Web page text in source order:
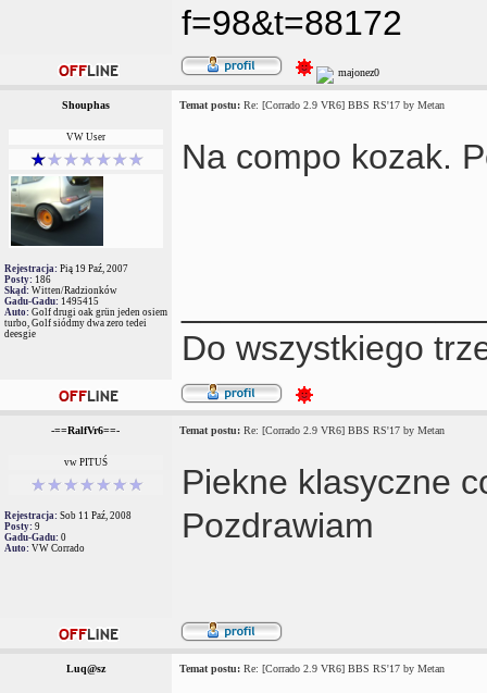
f=98&t=88172
Shouphas Temat postu: Re: [Corrado 2.9 VR6] BBS RS'17 by Metan
VW User
Rejestracja: Pią 19 Paź, 2007
Posty: 186
Skąd: Witten/Radzionków
Gadu-Gadu: 1495415
Auto: Golf drugi oak grün jeden osiem
turbo, Golf siódmy dwa zero tedei
deesgie
Na compo kozak.
Do wszystkiego
-==RalfVr6==- Temat postu: Re: [Corrado 2.9 VR6] BBS RS'17 by Metan
vw PITUŚ
Rejestracja: Sob 11 Paź, 2008
Posty: 9
Gadu-Gadu: 0
Auto: VW Corrado
Piekne klasyczne
Pozdrawiam
Luq@sz Temat postu: Re: [Corrado 2.9 VR6] BBS RS'17 by Metan